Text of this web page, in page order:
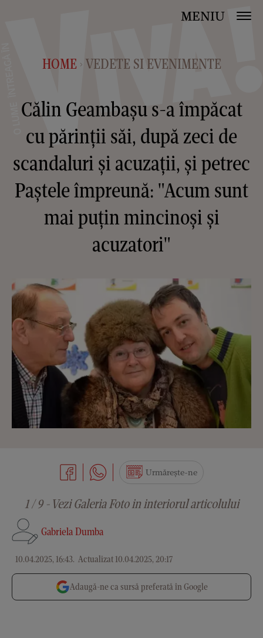
MENIU
HOME > VEDETE SI EVENIMENTE
Călin Geambașu s-a împăcat
cu părinții săi, după zeci de
scandaluri și acuzații, și petrec
Paștele împreună: "Acum sunt
mai puțin mincinoși și
acuzatori"
Gabriela Dumba
10.04.2025, 16:43. Actualizat 10.04.2025, 20:17
Urmărește-ne
1 / 9 - Vezi Galeria Foto in interiorul articolului
Adaugă-ne ca sursă preferată în Google